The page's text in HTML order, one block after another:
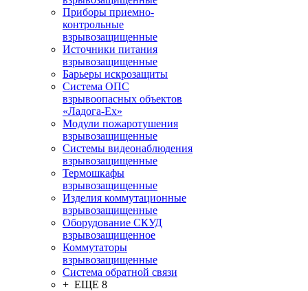
Приборы приемно-
контрольные
взрывозащищенные
Источники питания
взрывозащищенные
Барьеры искрозащиты
Система ОПС
взрывоопасных объектов
«Ладога-Ex»
Модули пожаротушения
взрывозащищенные
Системы видеонаблюдения
взрывозащищенные
Термошкафы
взрывозащищенные
Изделия коммутационные
взрывозащищенные
Оборудование СКУД
взрывозащищенное
Коммутаторы
взрывозащищенные
Система обратной связи
+ ЕЩЕ 8